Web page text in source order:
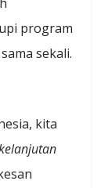
program
sekali.
kita